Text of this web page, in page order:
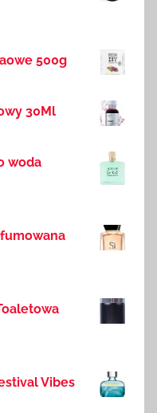
500g
30Ml
woda
Vibes